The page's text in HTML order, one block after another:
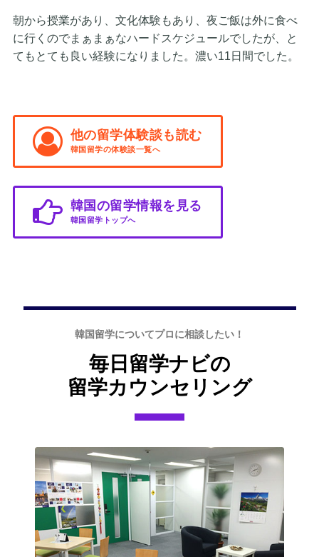
朝から授業があり、文化体験もあり、夜ご飯は外に食べ
に行くのでまぁまぁなハードスケジュールでしたが、と
てもとても良い経験になりました。濃い11日間でした。
他の留学体験談も読む
韓国留学の体験談一覧へ
韓国の留学情報を見る
韓国留学トップへ
韓国留学についてプロに相談したい！
毎日留学ナビの
留学カウンセリング